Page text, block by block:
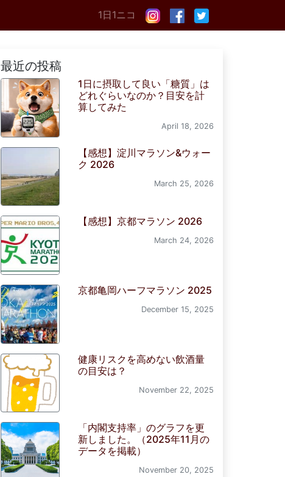
1日1ニコ
最近の投稿
1日に摂取して良い「糖質」は
どれぐらいなのか？目安を計
算してみた
April 18, 2026
【感想】淀川マラソン&ウォー
ク 2026
March 25, 2026
【感想】京都マラソン 2026
March 24, 2026
京都亀岡ハーフマラソン 2025
December 15, 2025
健康リスクを高めない飲酒量
の目安は？
November 22, 2025
「内閣支持率」のグラフを更
新しました。（2025年11月の
データを掲載）
November 20, 2025